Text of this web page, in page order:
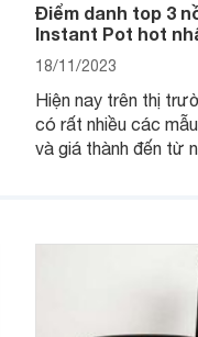
Điểm danh top 3
Instant Pot hot
18/11/2023
Hiện nay trên thị
có rất nhiều các
và giá thành đến từ
Websosanh.vn tìm